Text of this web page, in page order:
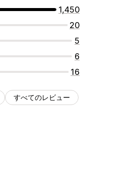
1,450
20
5
6
16
すべてのレビュー